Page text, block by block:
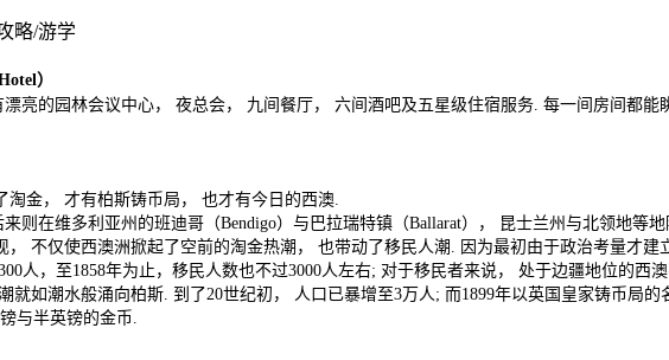
）
亮的园林会议中心， 夜总会， 九间餐厅， 六间酒吧及五星级住宿服务. 每一间房间都
金， 才有柏斯铸币局， 也才有今日的西澳.
则在维多利亚州的班迪哥（Bendigo）与巴拉瑞特镇（Ballarat）， 昆士兰州与北领地等
不仅使西澳洲掀起了空前的淘金热潮， 也带动了移民人潮. 因为最初由于政治考量才
人，至1858年为止，移民人数也不过3000人左右; 对于移民者来说， 处于边疆地位的西
如潮水般涌向柏斯. 到了20世纪初， 人口已暴增至3万人; 而1899年以英国皇家铸币局
与半英镑的金币.